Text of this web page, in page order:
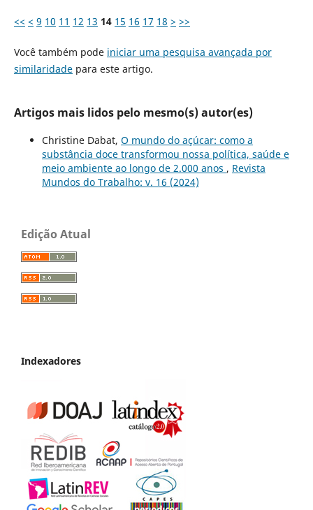
<< < 9 10 11 12 13 14 15 16 17 18 > >>
Você também pode iniciar uma pesquisa avançada por
similaridadepara este artigo.
Artigos mais lidos pelo mesmo(s) autor(es)
Christine Dabat, O mundo do açúcar: como a
substância doce transformou nossa política, saúde e
meio ambiente ao longo de 2.000 anos , Revista
Mundos do Trabalho: v. 16 (2024)
Edição Atual
Indexadores